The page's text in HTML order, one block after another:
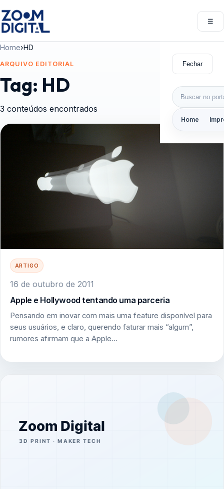
☰
Fechar
Buscar por:
Home
Home›HD
ARQUIVO EDITORIAL
Tag: HD
3 conteúdos encontrados
ARTIGO
16 de outubro de 2011
Apple e Hollywood tentando uma parceria
Pensando em inovar com mais uma feature disponível para
seus usuários, e claro, querendo faturar mais “algum”,
rumores afirmam que a Apple…